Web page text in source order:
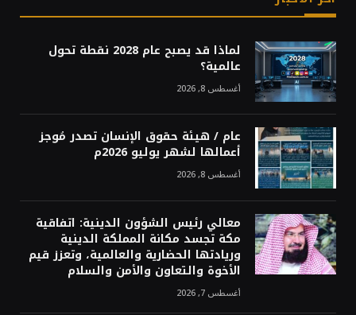
لماذا قد يصبح عام 2028 نقطة تحول
عالمية؟
أغسطس 8, 2026
عام / هيئة حقوق الإنسان تصدر مُوجز
أعمالها لشهر يوليو 2026م
أغسطس 8, 2026
معالي رئيس الشؤون الدينية: اتفاقية
مكة تجسد مكانة المملكة الدينية
وريادتها الحضارية والعالمية، وتعزز قيم
الأخوة والتعاون والأمن والسلام
أغسطس 7, 2026